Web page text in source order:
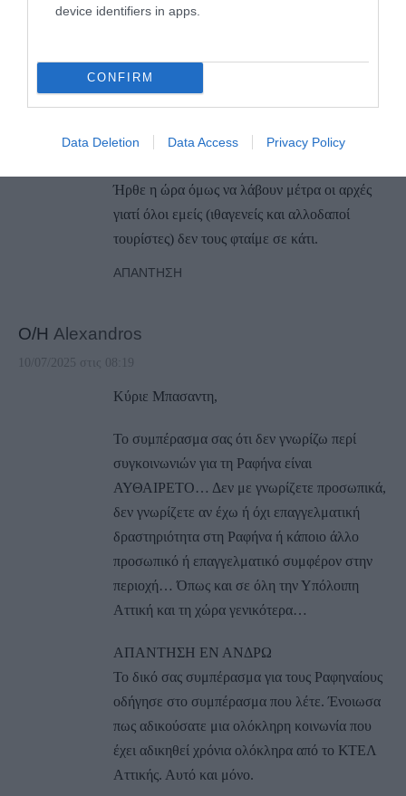
device identifiers in apps.
CONFIRM
Data Deletion Data Access Privacy Policy
υπόλοιποι κάτοικοι έχουν κάθε λόγο να είναι
εχθρικά προσκείμενοι στην λειτουργία του. Η
από μόνη της.
Ήρθε η ώρα όμως να λάβουν μέτρα οι αρχές
γιατί όλοι εμείς (ιθαγενείς και αλλοδαποί
τουρίστες) δεν τους φταίμε σε κάτι.
ΑΠΆΝΤΗΣΗ
Ο/Η Alexandros
10/07/2025 στις 08:19
Κύριε Μπασαντη,
Το συμπέρασμα σας ότι δεν γνωρίζω περί
συγκοινωνιών για τη Ραφήνα είναι
ΑΥΘΑΙΡΕΤΟ… Δεν με γνωρίζετε προσωπικά,
δεν γνωρίζετε αν έχω ή όχι επαγγελματική
δραστηριότητα στη Ραφήνα ή κάποιο άλλο
προσωπικό ή επαγγελματικό συμφέρον στην
περιοχή… Όπως και σε όλη την Υπόλοιπη
Αττική και τη χώρα γενικότερα…
ΑΠΑΝΤΗΣΗ ΕΝ ΑΝΔΡΩ
Το δικό σας συμπέρασμα για τους Ραφηναίους
οδήγησε στο συμπέρασμα που λέτε. Ένοιωσα
πως αδικούσατε μια ολόκληρη κοινωνία που
έχει αδικηθεί χρόνια ολόκληρα από το ΚΤΕΛ
Αττικής. Αυτό και μόνο.